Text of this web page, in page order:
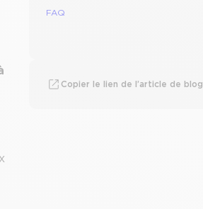
FAQ
Copier le lien de l’article de blog